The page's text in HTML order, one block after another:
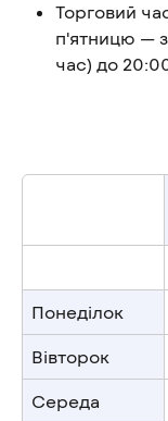
Торговий
п'ятницю — з
час) до
Понеділок
Вівторок
Середа